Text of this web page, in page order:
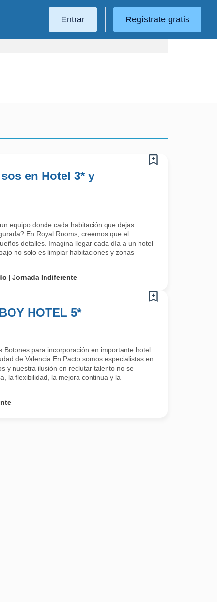
Entrar Regístrate gratis
en Hotel 3* y
equipo donde cada habitación que dejas
En Royal Rooms, creemos que el
detalles. Imagina llegar cada día a un hotel
no solo es limpiar habitaciones y zonas
Jornada Indiferente
HOTEL 5*
Botones para incorporación en importante hotel
de Valencia.En Pacto somos especialistas en
y nuestra ilusión en reclutar talento no se
la flexibilidad, la mejora continua y la